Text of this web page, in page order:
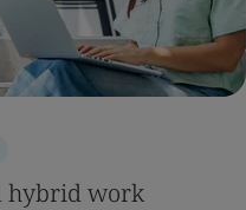
hybrid work